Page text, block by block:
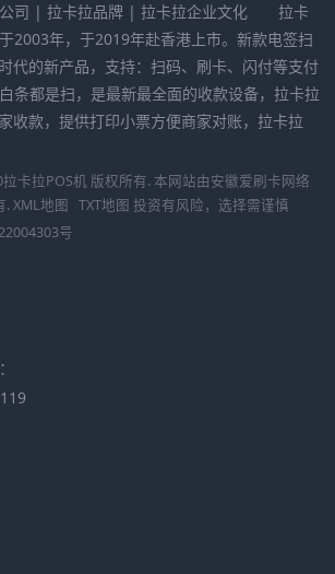
司 | 拉卡拉品牌 | 拉卡拉企业文化 拉卡
2003年，于2019年赴香港上市。新款电签扫
代的新产品，支持：扫码、刷卡、闪付等支付
条都是扫，是最新最全面的收款设备，拉卡拉
收款，提供打印小票方便商家对账，拉卡拉
拉卡拉POS机 版权所有. 本网站由安徽爱刷卡网络
. XML地图 TXT地图 投资有风险，选择需谨慎
号